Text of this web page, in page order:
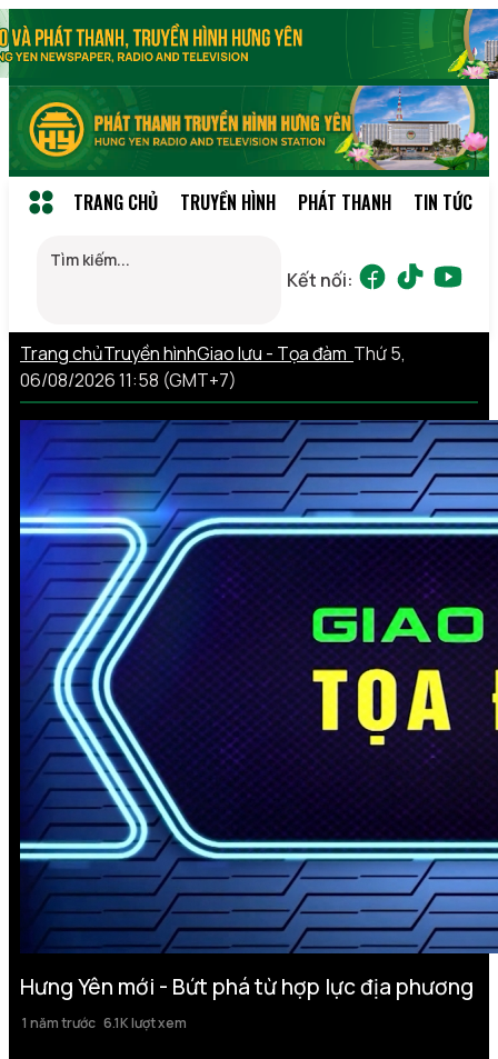
TRANG CHỦ TRUYỀN HÌNH PHÁT THANH TIN TỨC
Kết nối:
Trang chủTruyền hìnhGiao lưu - Tọa đàm Thứ 5,
06/08/2026 11:58 (GMT+7)
Hưng Yên mới - Bứt phá từ hợp lực địa phương
1 năm trước 6.1K lượt xem